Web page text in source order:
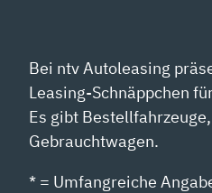
Bei ntv Autoleasing
Leasing-Schnäppchen
Es gibt
Gebrauchtwagen.
* = Umfangreiche